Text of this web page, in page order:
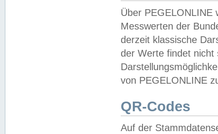
Über PEGELONLINE
Messwerten der
derzeit klassische
der Werte findet
von PEGELONLINE
QR-Codes
Auf der